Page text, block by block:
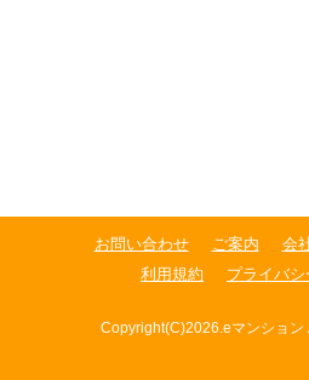
お問い合わせ ご案内 会
利用規約
プライバ
Copyright(C)2026.eマンション